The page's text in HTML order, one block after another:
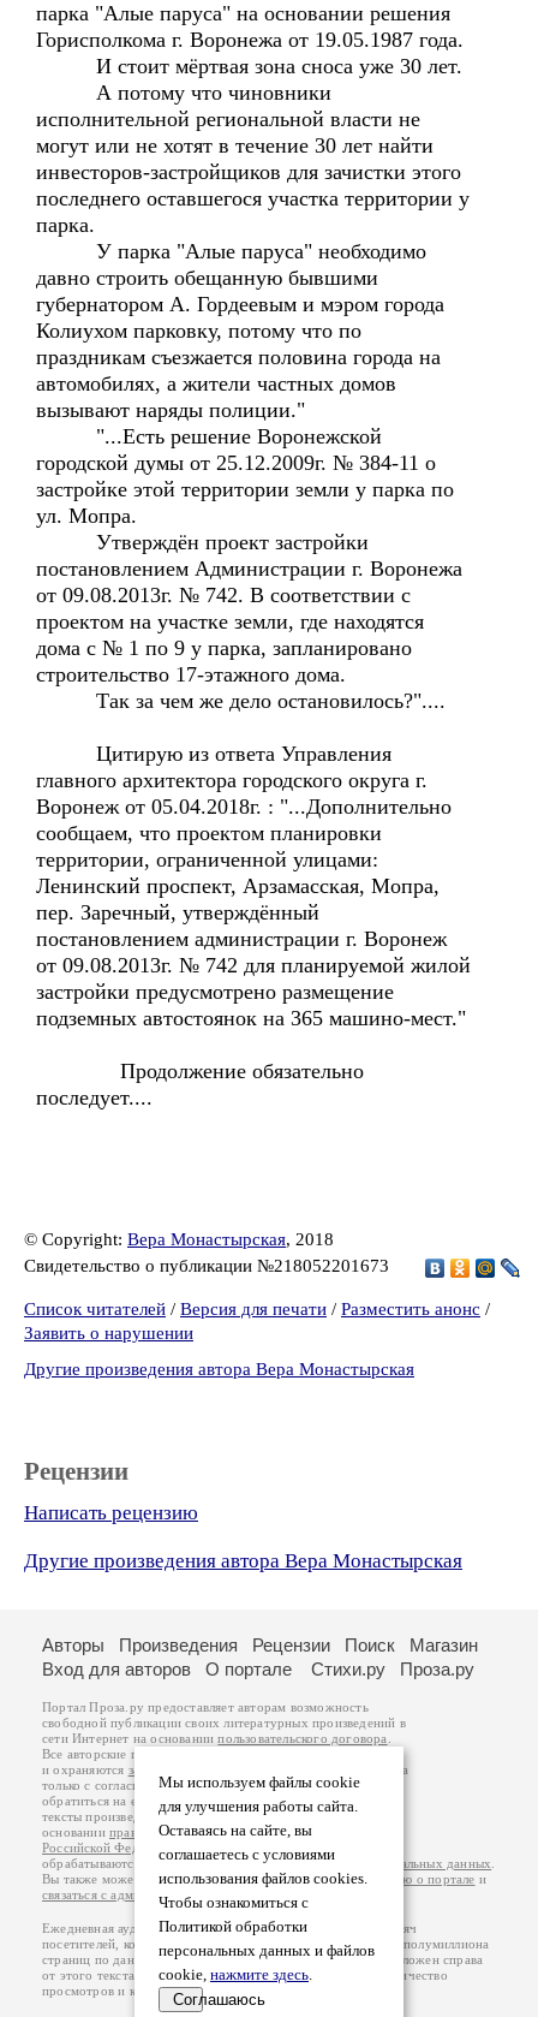
парка "Алые паруса" на основании решения
Горисполкома г. Воронежа от 19.05.1987 года.
И стоит мёртвая зона сноса уже 30 лет.
А потому что чиновники
исполнительной региональной власти не
могут или не хотят в течение 30 лет найти
инвесторов-застройщиков для зачистки этого
последнего оставшегося участка территории у
парка.
У парка "Алые паруса" необходимо
давно строить обещанную бывшими
губернатором А. Гордеевым и мэром города
Колиухом парковку, потому что по
праздникам съезжается половина города на
автомобилях, а жители частных домов
вызывают наряды полиции."
"...Есть решение Воронежской
городской думы от 25.12.2009г. № 384-11 о
застройке этой территории земли у парка по
ул. Мопра.
Утверждён проект застройки
постановлением Администрации г. Воронежа
от 09.08.2013г. № 742. В соответствии с
проектом на участке земли, где находятся
дома с № 1 по 9 у парка, запланировано
строительство 17-этажного дома.
Так за чем же дело остановилось?"....
Цитирую из ответа Управления
главного архитектора городского округа г.
Воронеж от 05.04.2018г. : "...Дополнительно
сообщаем, что проектом планировки
территории, ограниченной улицами:
Ленинский проспект, Арзамасская, Мопра,
пер. Заречный, утверждённый
постановлением администрации г. Воронеж
от 09.08.2013г. № 742 для планируемой жилой
застройки предусмотрено размещение
подземных автостоянок на 365 машино-мест."
Продолжение обязательно
последует....
© Copyright: Вера Монастырская, 2018
Свидетельство о публикации №218052201673
Список читателей / Версия для печати / Разместить анонс /
Заявить о нарушении
Другие произведения автора Вера Монастырская
Рецензии
Написать рецензию
Другие произведения автора Вера Монастырская
Мы используем файлы cookie
для улучшения работы сайта.
Оставаясь на сайте, вы
соглашаетесь с условиями
использования файлов cookies.
Чтобы ознакомиться с
Политикой обработки
персональных данных и файлов
cookie, нажмите здесь.
Соглашаюсь
Авторы Произведения Рецензии Поиск
Магазин
Вход для авторов
О портале Стихи.ру Проза.ру
Портал Проза.ру предоставляет авторам возможность
свободной публикации своих литературных произведений в
сети Интернет на основаниипользовательского договора
Все авторские права на произведения принадлежат авторам
и охраняются законом
. Перепечатка произведений возможна
только с согласия его автора, к которому вы можете
обратиться на его авторской странице. Ответственность за
тексты произведений авторы несут самостоятельно на
основанииправил публикацииизаконодательства
Российской Федерации
обрабатываются на основанииПолитики обработки персональных данных
Вы также можете посмотреть более подробнуюинформацию о портале и
связаться с администрацией
Ежедневная аудитория портала Проза.ру – порядка 100 тысяч
посетителей, которые в общей сумме просматривают более полумиллиона
страниц по данным счетчика посещаемости, который расположен справа
от этого текста. В каждой графе указано по две цифры: количество
просмотров и количество посетителей.